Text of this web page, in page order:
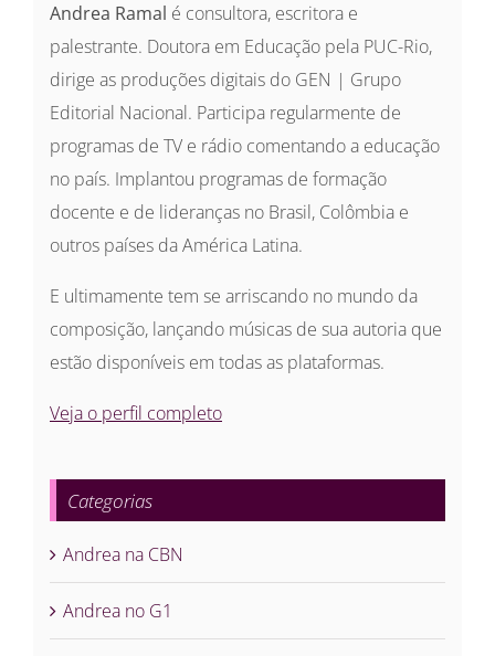
Andrea Ramal é consultora, escritora e
palestrante. Doutora em Educação pela PUC-Rio,
dirige as produções digitais do GEN | Grupo
Editorial Nacional. Participa regularmente de
programas de TV e rádio comentando a educação
no país. Implantou programas de formação
docente e de lideranças no Brasil, Colômbia e
outros países da América Latina.
E ultimamente tem se arriscando no mundo da
composição, lançando músicas de sua autoria que
estão disponíveis em todas as plataformas.
Veja o perfil completo
Categorias
Andrea na CBN
Andrea no G1